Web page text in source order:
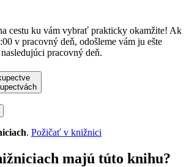
cestu ku vám vybrať prakticky okamžite! Ak
v pracovný deň, odošleme vám ju ešte
pracovný deň.
. Požičať v knižnici
majú túto knihu?